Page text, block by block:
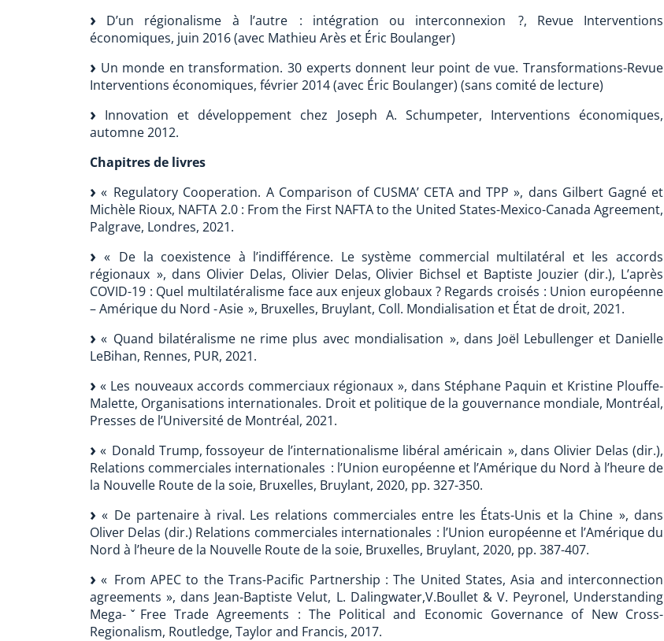
D’un régionalisme à l’autre : intégration ou interconnexion ?, Revue Interventions
économiques, juin 2016 (avec Mathieu Arès et Éric Boulanger)
Un monde en transformation. 30 experts donnent leur point de vue. Transformations-Revue
Interventions économiques, février 2014 (avec Éric Boulanger) (sans comité de lecture)
Innovation et développement chez Joseph A. Schumpeter, Interventions économiques,
automne 2012.
Chapitres de livres
« Regulatory Cooperation. A Comparison of CUSMA’ CETA and TPP », dans Gilbert Gagné et
Michèle Rioux, NAFTA 2.0 : From the First NAFTA to the United States-Mexico-Canada Agreement,
Palgrave, Londres, 2021.
« De la coexistence à l’indifférence. Le système commercial multilatéral et les accords
régionaux », dans Olivier Delas, Olivier Delas, Olivier Bichsel et Baptiste Jouzier (dir.), L’après
COVID-19 : Quel multilatéralisme face aux enjeux globaux ? Regards croisés : Union européenne
– Amérique du Nord - Asie », Bruxelles, Bruylant, Coll. Mondialisation et État de droit, 2021.
« Quand bilatéralisme ne rime plus avec mondialisation », dans Joël Lebullenger et Danielle
LeBihan, Rennes, PUR, 2021.
« Les nouveaux accords commerciaux régionaux », dans Stéphane Paquin et Kristine Plouffe-
Malette, Organisations internationales. Droit et politique de la gouvernance mondiale, Montréal,
Presses de l’Université de Montréal, 2021.
« Donald Trump, fossoyeur de l’internationalisme libéral américain », dans Olivier Delas (dir.),
Relations commerciales internationales : l’Union européenne et l’Amérique du Nord à l’heure de
la Nouvelle Route de la soie, Bruxelles, Bruylant, 2020, pp. 327-350.
« De partenaire à rival. Les relations commerciales entre les États-Unis et la Chine », dans
Oliver Delas (dir.) Relations commerciales internationales : l’Union européenne et l’Amérique du
Nord à l’heure de la Nouvelle Route de la soie, Bruxelles, Bruylant, 2020, pp. 387-407.
« From APEC to the Trans-Pacific Partnership : The United States, Asia and interconnection
agreements », dans Jean-Baptiste Velut, L. Dalingwater,V.Boullet & V. Peyronel, Understanding
Mega-ˇFree Trade Agreements : The Political and Economic Governance of New Cross-
Regionalism, Routledge, Taylor and Francis, 2017.